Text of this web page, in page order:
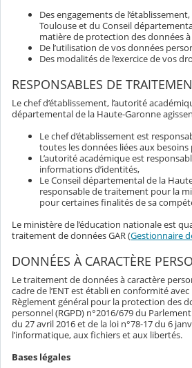
Des engagements de l’établissement,
Toulouse et du Conseil
matière de protection des données
De l’utilisation de vos données
Des modalités de l’exercice de vos
RESPONSABLES DE
Le chef d’établissement, l’autorité
départemental de la Haute-Garonne
Le chef d’établissement est
toutes les données liées aux besoins
L’autorité académique est
informations d’identités,
Le Conseil départemental de la
responsable de traitement pour la
pour certaines finalités de sa
Le ministère de l’éducation nationale est
traitement de données GAR (Gestionnaire
DONNÉES À CARACTÈRE
Le traitement de données à caractère
cadre de l’ENT est établi en conformité
Règlement général pour la protection des
personnel (RGPD) n°2016/679 du
du 27 avril 2016 et de la loi n°78-17 du 6
l’informatique, aux fichiers et aux libertés.
Bases légales